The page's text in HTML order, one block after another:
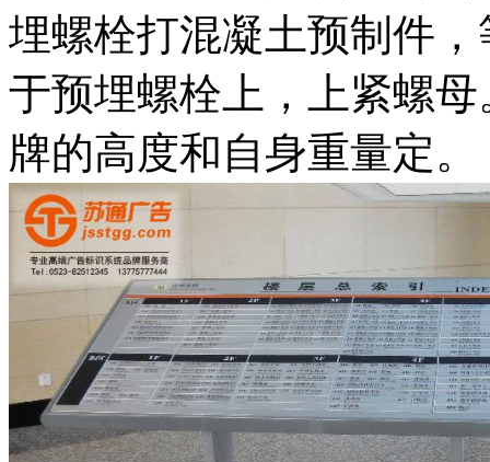
埋螺栓打混凝土预制件
于预埋螺栓上，上紧螺
牌的高度和自身重量定。